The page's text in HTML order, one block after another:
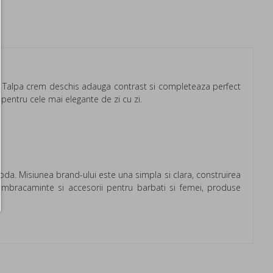
crem deschis adauga contrast si completeaza perfect
cele mai elegante de zi cu zi.
Misiunea brand-ului este una simpla si clara, construirea
si accesorii pentru barbati si femei, produse